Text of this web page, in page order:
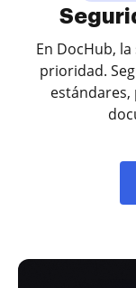
En DocHub,
prioridad.